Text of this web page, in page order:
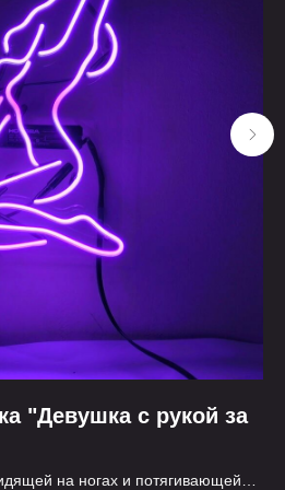
"Девушка с рукой за
на ногах и потягивающейся.